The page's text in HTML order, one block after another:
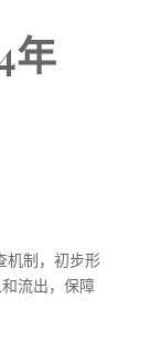
年
机制，初步形
流出，保障